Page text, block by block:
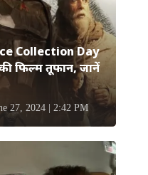
Collection Day
फिल्म तूफान, जानें
27, 2024 | 2:42 PM